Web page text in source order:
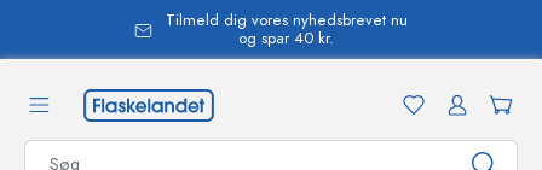
Tilmeld dig vores nyhedsbrevet nu
og spar 40 kr.